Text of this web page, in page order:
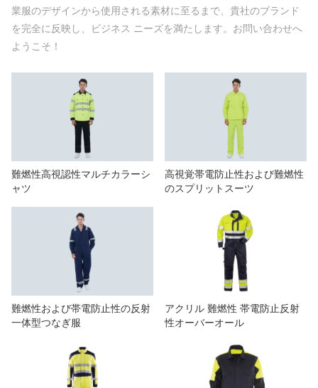
業界
ビデオ
業服のデザインから使用される素材に至るまで、貴社のブランド
を完全に反映し、ビジネス ニーズを満たします。お問い合わせへ
ようこそ！
難燃性高視認性マルチカラーシ
ャツ
高視覚帯電防止性および難燃性
のスプリットスーツ
難燃性および帯電防止性の反射
一体型つなぎ服
アクリル 難燃性 帯電防止反射
性オーバーオール